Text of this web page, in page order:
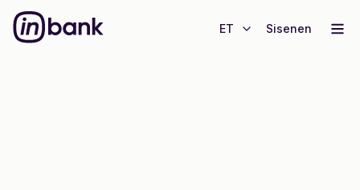
ET Sisenen